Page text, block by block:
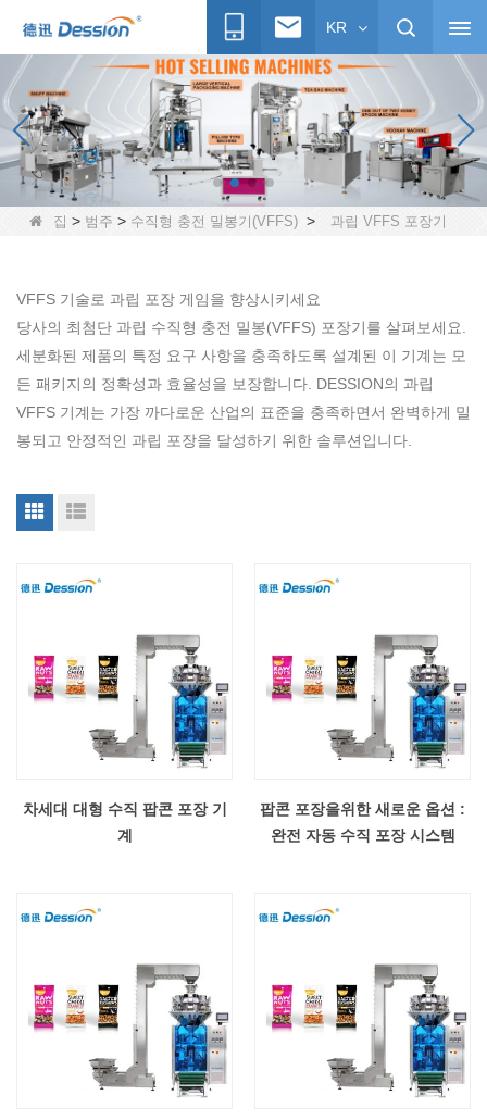
KR
집 > 범주 > 수직형 충전 밀봉기(VFFS) > 과립 VFFS 포장기
VFFS 기술로 과립 포장 게임을 향상시키세요
당사의 최첨단 과립 수직형 충전 밀봉(VFFS) 포장기를 살펴보세요.
세분화된 제품의 특정 요구 사항을 충족하도록 설계된 이 기계는 모
든 패키지의 정확성과 효율성을 보장합니다. DESSION의 과립
VFFS 기계는 가장 까다로운 산업의 표준을 충족하면서 완벽하게 밀
봉되고 안정적인 과립 포장을 달성하기 위한 솔루션입니다.
차세대 대형 수직 팝콘 포장 기
계
팝콘 포장을위한 새로운 옵션 :
완전 자동 수직 포장 시스템